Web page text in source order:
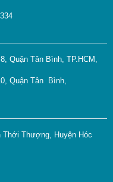
Quận Tân Bình, TP.HCM,
Quận Tân Bình,
Thới Thượng, Huyện Hóc